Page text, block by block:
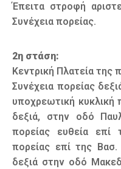
Έπειτα στροφή
Συνέχεια πορείας.
2η στάση:
Κεντρική Πλατεία της
Συνέχεια πορείας
υποχρεωτική κυκλική
δεξιά, στην οδό
πορείας ευθεία επί
πορείας επί της
δεξιά στην οδό